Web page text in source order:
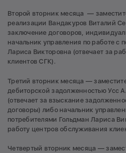
Второй вторник месяца —
реализации Вандакуров Виталий
заключение договоров,
начальник управления по работе с
Лариса Викторовна (отвечает за
клиентов СГК).
Третий вторник месяца —
дебиторской задолженностью Усс
(отвечает за взыскание
договоры) либо начальник
потребителями Гольдман Лариса
работу центров обслуживания
Четвертый вторник месяца —